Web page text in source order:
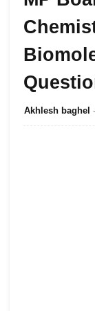
Akhlesh baghel